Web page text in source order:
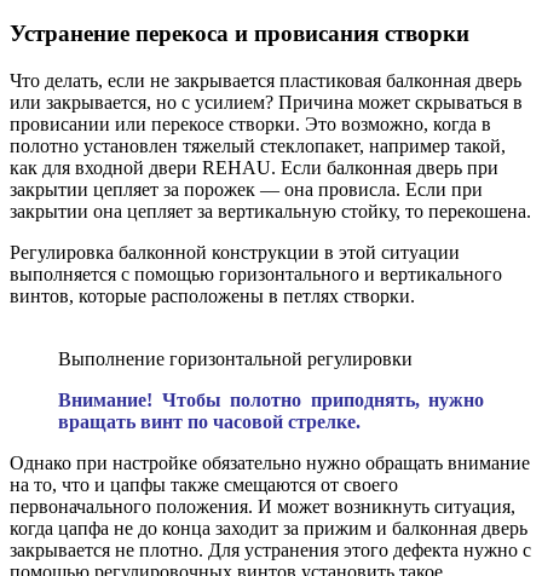
Устранение перекоса и провисания створки
Что делать, если не закрывается пластиковая балконная дверь
или закрывается, но с усилием? Причина может скрываться в
провисании или перекосе створки. Это возможно, когда в
полотно установлен тяжелый стеклопакет, например такой,
как для входной двери REHAU. Если балконная дверь при
закрытии цепляет за порожек — она провисла. Если при
закрытии она цепляет за вертикальную стойку, то перекошена.
Регулировка балконной конструкции в этой ситуации
выполняется с помощью горизонтального и вертикального
винтов, которые расположены в петлях створки.
Выполнение горизонтальной регулировки
Внимание! Чтобы полотно приподнять, нужно
вращать винт по часовой стрелке.
Однако при настройке обязательно нужно обращать внимание
на то, что и цапфы также смещаются от своего
первоначального положения. И может возникнуть ситуация,
когда цапфа не до конца заходит за прижим и балконная дверь
закрывается не плотно. Для устранения этого дефекта нужно с
помощью регулировочных винтов установить такое